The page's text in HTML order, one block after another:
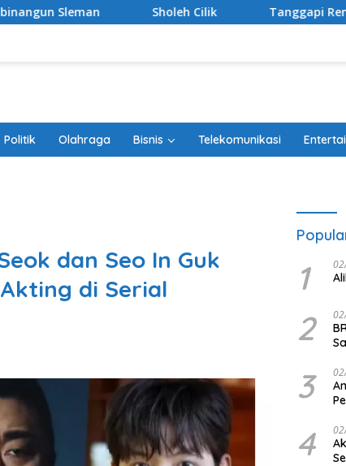
Cilik Tanggapi Rencana Tugu Peringatan,
Politik Olahraga Bisnis Telekomunikasi
dan Seo In Guk
di Serial
1
2
3
4